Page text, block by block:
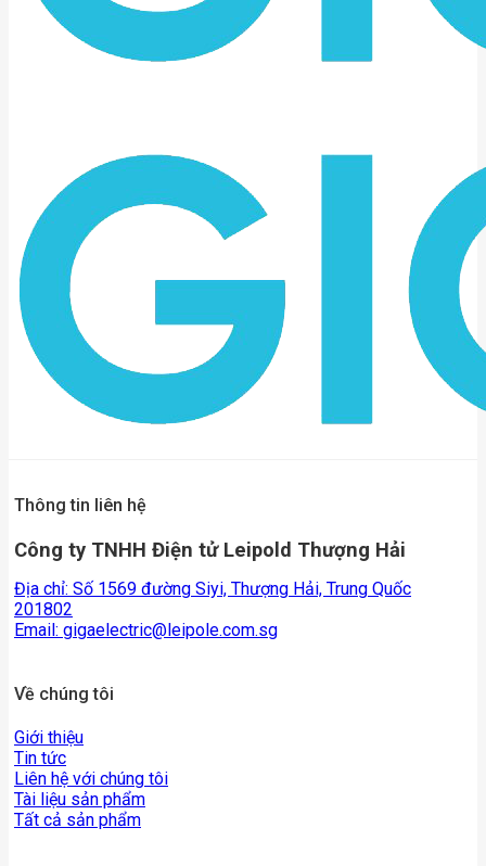
Thông tin liên hệ
Công ty TNHH Điện tử Leipold Thượng Hải
Địa chỉ: Số 1569 đường Siyi, Thượng Hải, Trung Quốc
201802
Email: gigaelectric@leipole.com.sg
Về chúng tôi
Giới thiệu
Tin tức
Liên hệ với chúng tôi
Tài liệu sản phẩm
Tất cả sản phẩm